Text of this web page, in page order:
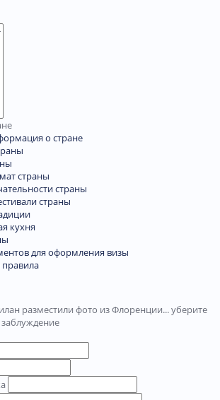
о стране
страны
страны
страны
кухня
для оформления визы
разместили фото из Флоренции... уберите